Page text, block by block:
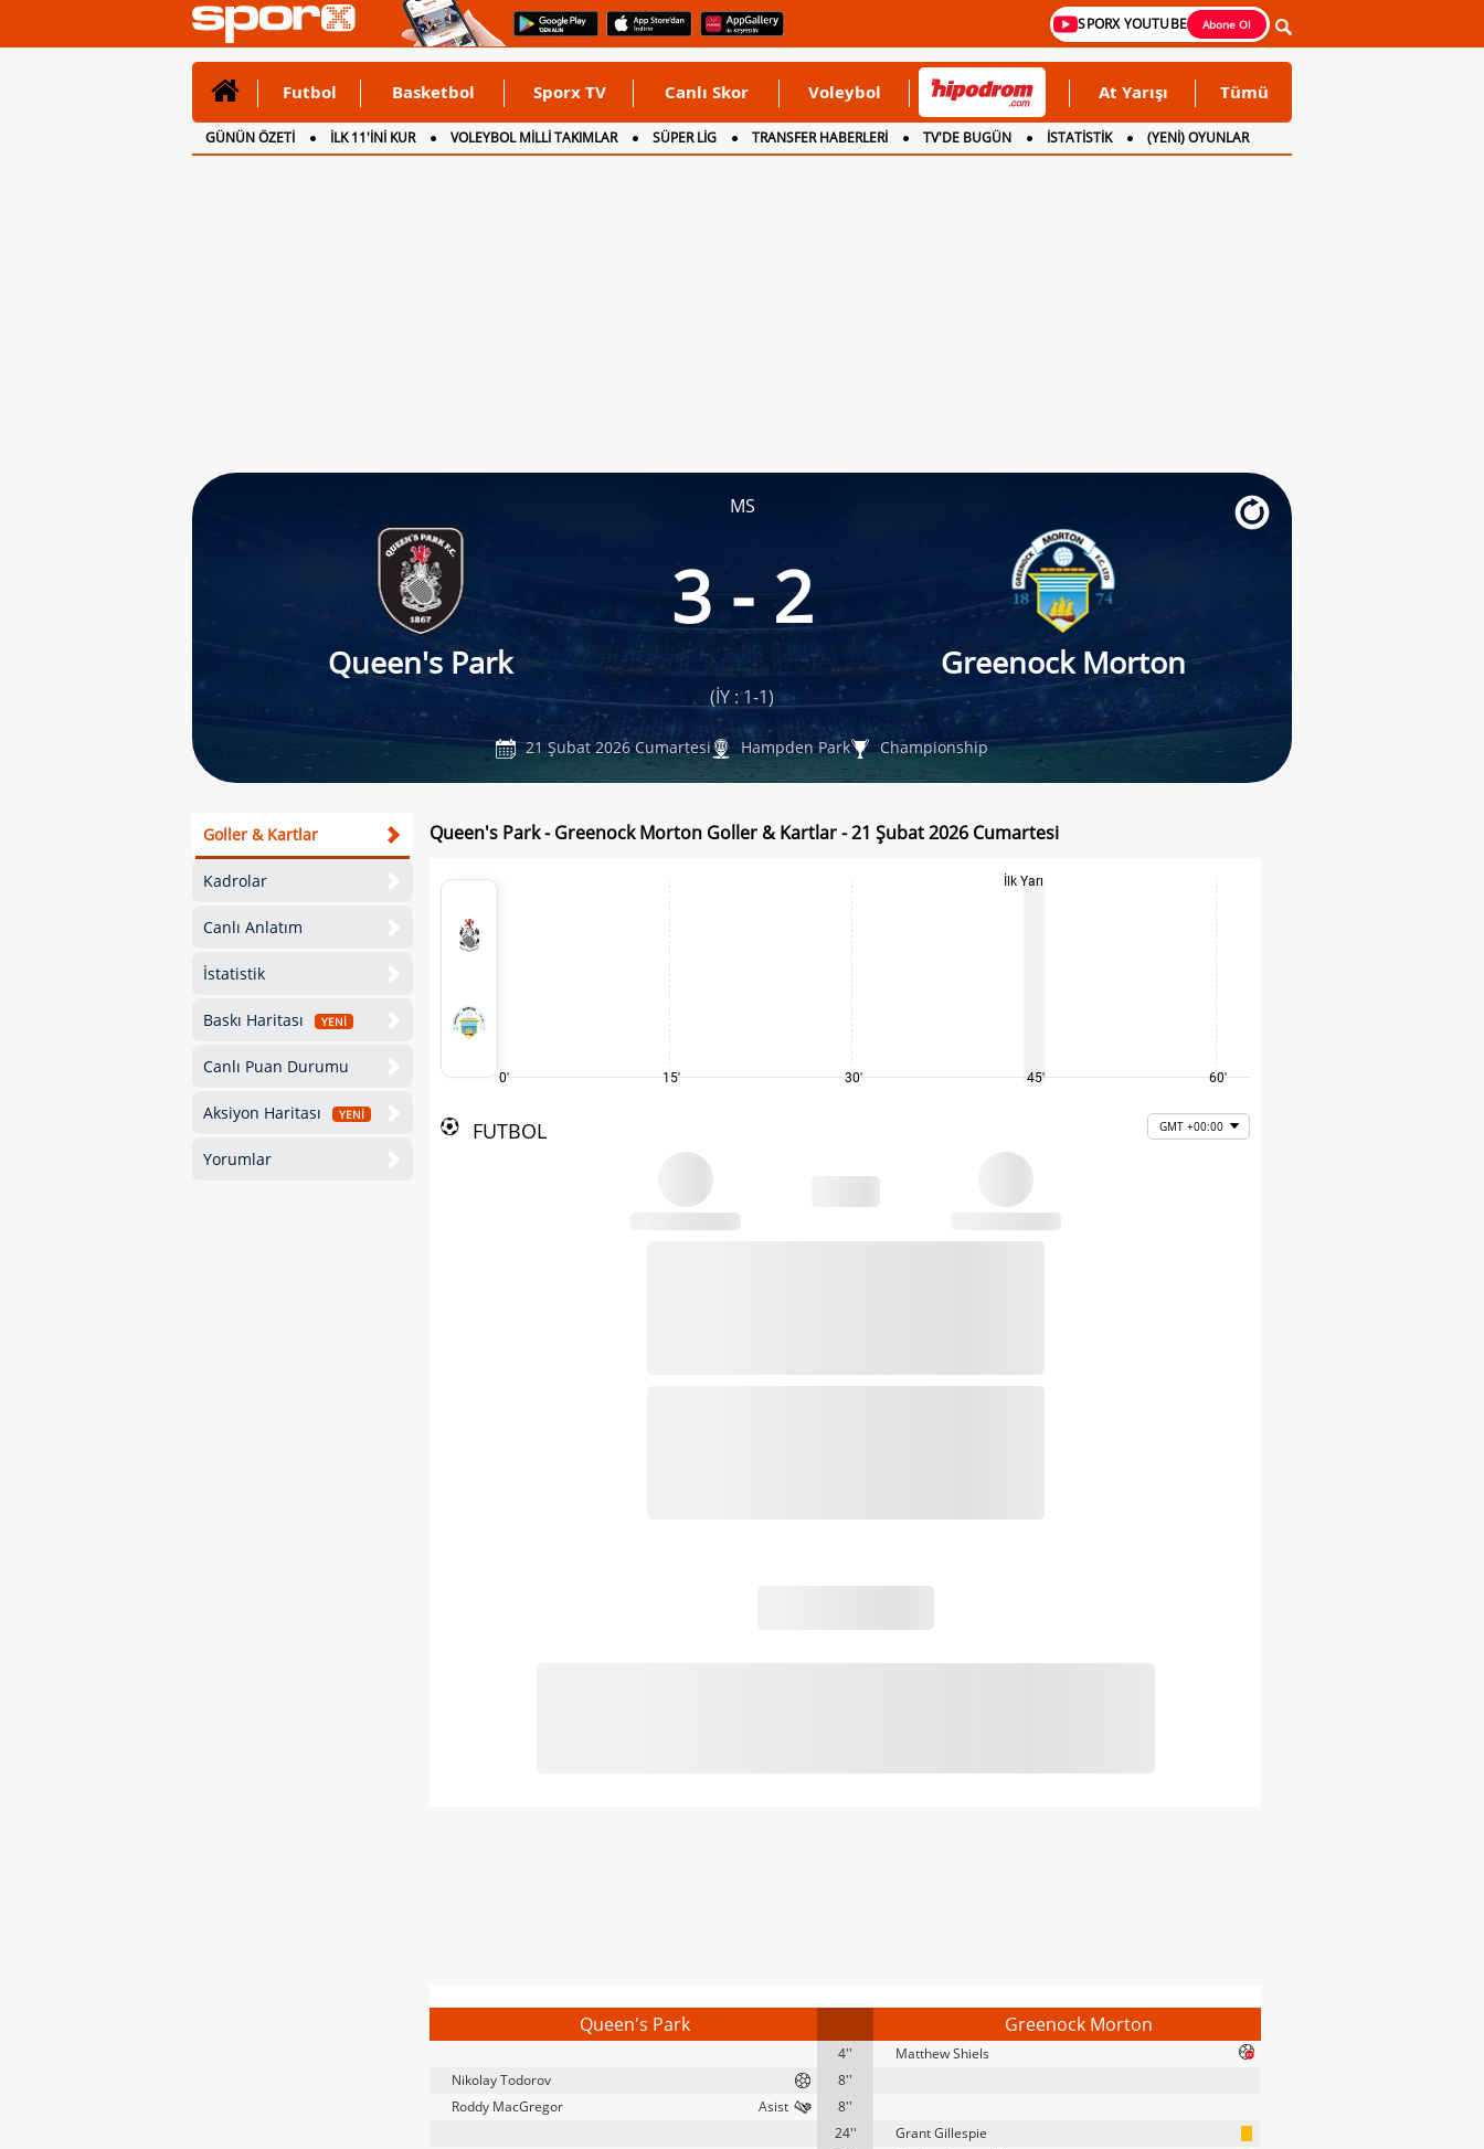
SPORX YOUTUBE Abone Ol
Futbol Basketbol Sporx TV Canlı Skor Voleybol At Yarışı Tümü
GÜNÜN ÖZETİ İLK 11'İNİ KUR VOLEYBOL MİLLİ TAKIMLAR SÜPER LİG TRANSFER HABERLERİ TV'DE BUGÜN İSTATİSTİK
(YENİ) OYUNLAR
CANLI ANLATIM
İNGİLTERE
MS
Queen's Park
3 - 2
Greenock Morton
(İY : 1-1)
21 Şubat 2026 Cumartesi Hampden Park Championship
Goller & Kartlar
Kadrolar
Canlı Anlatım
İstatistik
Baskı Haritası YENİ
Canlı Puan Durumu
Aksiyon Haritası YENİ
Yorumlar
Queen's Park - Greenock Morton Goller & Kartlar - 21 Şubat 2026 Cumartesi
0' 15' 30'
İlk Yarı
45' 60'
FUTBOL GMT +00:00
Queen's Park Greenock Morton
4''
Matthew Shiels
Nikolay Todorov
8''
Roddy MacGregor
8''
24''
Grant Gillespie